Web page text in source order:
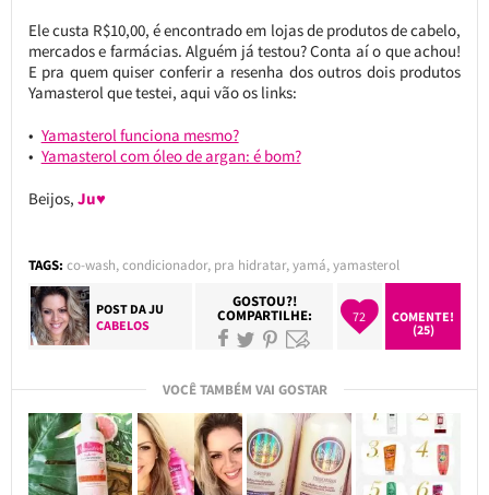
Ele custa R$10,00, é encontrado em lojas de produtos de cabelo,
mercados e farmácias. Alguém já testou? Conta aí o que achou!
E pra quem quiser conferir a resenha dos outros dois produtos
Yamasterol que testei, aqui vão os links:
Yamasterol funciona mesmo?
Yamasterol com óleo de argan: é bom?
Beijos, Ju♥
TAGS: co-wash,condicionador, pra hidratar,yamá,yamasterol
POST DAJU
CABELOS
GOSTOU?!
COMPARTILHE: 72
COMENTE!
(25)
VOCÊ TAMBÉM VAI GOSTAR